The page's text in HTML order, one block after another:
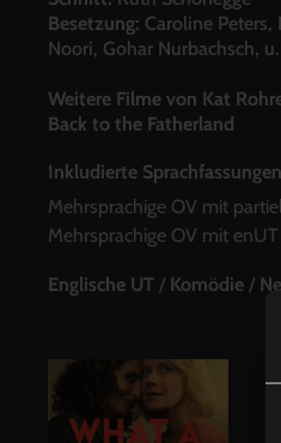
Besetzung: Caroline
Noori, Gohar Nurbachsch, u.
Weitere Filme von Kat
Back to the Fatherland
Inkludierte
Mehrsprachige OV mit
Mehrsprachige OV mit enUT
Englische UT / Komödie /